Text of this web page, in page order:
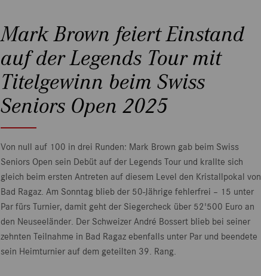
Mark Brown feiert Einstand
auf der Legends Tour mit
Titelgewinn beim Swiss
Seniors Open 2025
Von null auf 100 in drei Runden: Mark Brown gab beim Swiss
Seniors Open sein Debüt auf der Legends Tour und krallte sich
gleich beim ersten Antreten auf diesem Level den Kristallpokal von
Bad Ragaz. Am Sonntag blieb der 50-Jährige fehlerfrei – 15 unter
Par fürs Turnier, damit geht der Siegercheck über 52'500 Euro an
den Neuseeländer. Der Schweizer André Bossert blieb bei seiner
zehnten Teilnahme in Bad Ragaz ebenfalls unter Par und beendete
sein Heimturnier auf dem geteilten 39. Rang.